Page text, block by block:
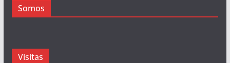
Somos
Visitas